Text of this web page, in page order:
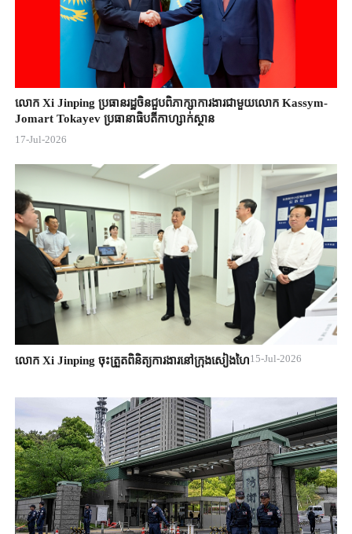
លោក Xi Jinping ប្រធានរដ្ឋចិន​ជួបពិភាក្សា​ការងារជាមួយ​លោក Kassym-
Jomart ​Tokayev ​ប្រធានាធិបតី​កាហ្សាក់ស្ថាន​
17-Jul-2026
លោក Xi Jinping ចុះត្រួតពិនិត្យការងារនៅក្រុងសៀងហៃ15-Jul-2026